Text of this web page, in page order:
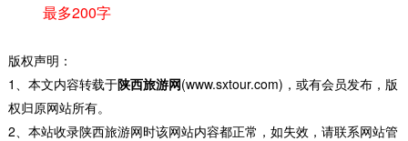
最多200字
版权声明：
1、本文内容转载于陕西旅游网(www.sxtour.com)，或有会员发布，版
权归原网站所有。
2、本站收录陕西旅游网时该网站内容都正常，如失效，请联系网站管